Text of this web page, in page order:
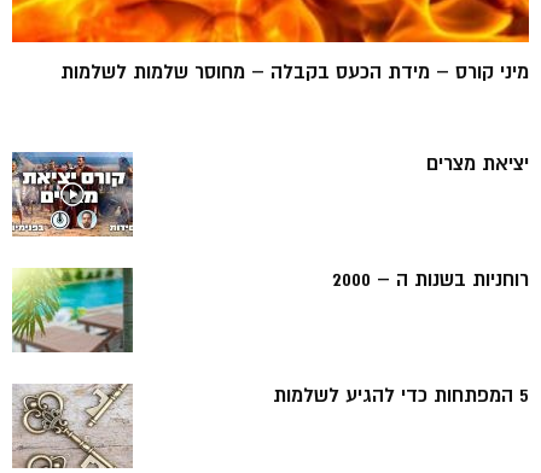
מיני קורס – מידת הכעס בקבלה – מחוסר שלמות לשלמות
יציאת מצרים
רוחניות בשנות ה – 2000
5 המפתחות כדי להגיע לשלמות